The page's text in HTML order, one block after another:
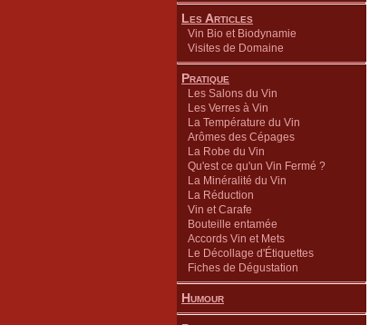
Les Articles
Vin Bio et Biodynamie
Visites de Domaine
Pratique
Les Salons du Vin
Les Verres à Vin
La Température du Vin
Arômes des Cépages
La Robe du Vin
Qu'est ce qu'un Vin Fermé ?
La Minéralité du Vin
La Réduction
Vin et Carafe
Bouteille entamée
Accords Vin et Mets
Le Décollage d'Étiquettes
Fiches de Dégustation
Humour